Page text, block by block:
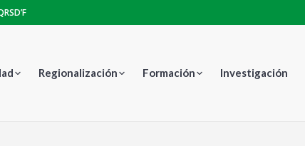
Regionalización Formación Investigación